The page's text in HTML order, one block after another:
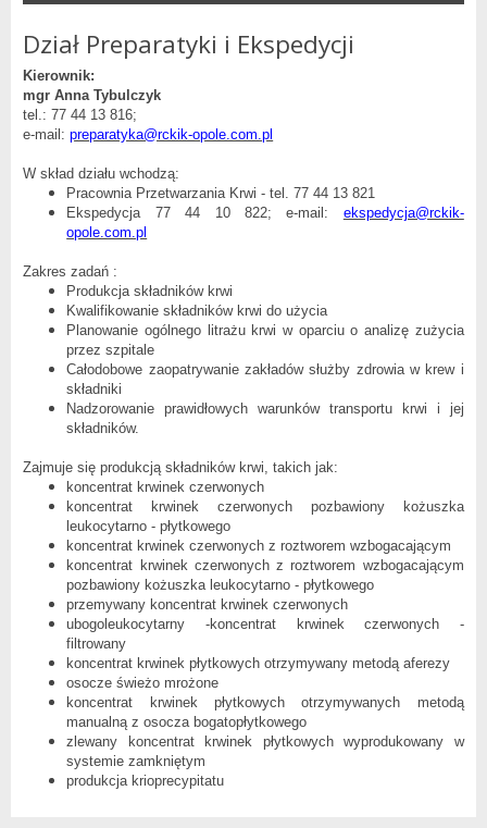
Dział Preparatyki i Ekspedycji
Kierownik:
mgr Anna Tybulczyk
tel.: 77 44 13 816;
e-mail:preparatyka@rckik-opole.com.pl
W skład działu wchodzą:
Pracownia Przetwarzania Krwi - tel. 77 44 13 821
Ekspedycja 77 44 10 822;e-mail: ekspedycja@rckik-
opole.com.pl
Zakres zadań :
Produkcja składników krwi
Kwalifikowanie składników krwi do użycia
Planowanie ogólnego litrażu krwi w oparciu o analizę zużycia
przez szpitale
Całodobowe zaopatrywanie zakładów służby zdrowia w krew i
składniki
Nadzorowanie prawidłowych warunków transportu krwi i jej
składników.
Zajmuje się produkcją składników krwi, takich jak:
koncentrat krwinek czerwonych
koncentrat krwinek czerwonych pozbawiony kożuszka
leukocytarno - płytkowego
koncentrat krwinek czerwonych z roztworem wzbogacającym
koncentrat krwinek czerwonych z roztworem wzbogacającym
pozbawiony kożuszka leukocytarno - płytkowego
przemywany koncentrat krwinek czerwonych
ubogoleukocytarny -koncentrat krwinek czerwonych -
filtrowany
koncentrat krwinek płytkowych otrzymywany metodą aferezy
osocze świeżo mrożone
koncentrat krwinek płytkowych otrzymywanych metodą
manualną z osocza bogatopłytkowego
zlewany koncentrat krwinek płytkowych wyprodukowany w
systemie zamkniętym
produkcja krioprecypitatu